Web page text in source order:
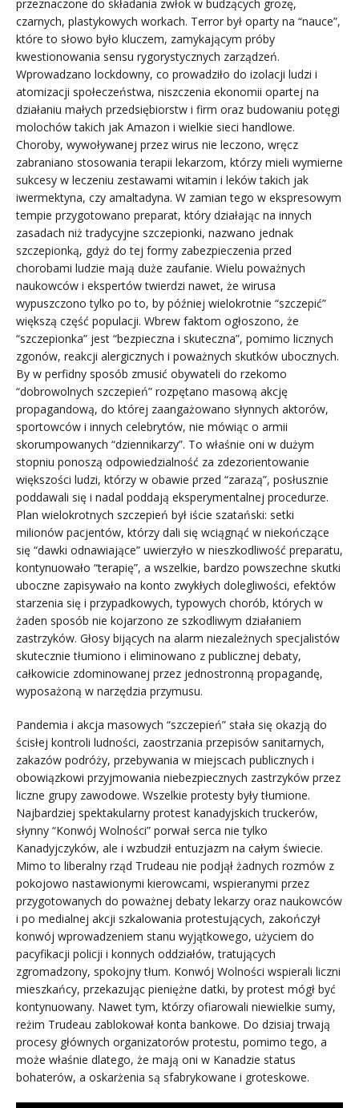
przeznaczone do składania zwłok w budzących grozę,
czarnych, plastykowych workach. Terror był oparty na “nauce”,
które to słowo było kluczem, zamykającym próby
kwestionowania sensu rygorystycznych zarządzeń.
Wprowadzano lockdowny, co prowadziło do izolacji ludzi i
atomizacji społeczeństwa, niszczenia ekonomii opartej na
działaniu małych przedsiębiorstw i firm oraz budowaniu potęgi
molochów takich jak Amazon i wielkie sieci handlowe.
Choroby, wywoływanej przez wirus nie leczono, wręcz
zabraniano stosowania terapii lekarzom, którzy mieli wymierne
sukcesy w leczeniu zestawami witamin i leków takich jak
iwermektyna, czy amaltadyna. W zamian tego w ekspresowym
tempie przygotowano preparat, który działając na innych
zasadach niż tradycyjne szczepionki, nazwano jednak
szczepionką, gdyż do tej formy zabezpieczenia przed
chorobami ludzie mają duże zaufanie. Wielu poważnych
naukowców i ekspertów twierdzi nawet, że wirusa
wypuszczono tylko po to, by później wielokrotnie “szczepić”
większą część populacji. Wbrew faktom ogłoszono, że
“szczepionka” jest “bezpieczna i skuteczna”, pomimo licznych
zgonów, reakcji alergicznych i poważnych skutków ubocznych.
By w perfidny sposób zmusić obywateli do rzekomo
“dobrowolnych szczepień” rozpętano masową akcję
propagandową, do której zaangażowano słynnych aktorów,
sportowców i innych celebrytów, nie mówiąc o armii
skorumpowanych “dziennikarzy”. To właśnie oni w dużym
stopniu ponoszą odpowiedzialność za zdezorientowanie
większości ludzi, którzy w obawie przed “zarazą”, posłusznie
poddawali się i nadal poddają eksperymentalnej procedurze.
Plan wielokrotnych szczepień był iście szatański: setki
milionów pacjentów, którzy dali się wciągnąć w niekończące
się “dawki odnawiające” uwierzyło w nieszkodliwość preparatu,
kontynuowało “terapię”, a wszelkie, bardzo powszechne skutki
uboczne zapisywało na konto zwykłych dolegliwości, efektów
starzenia się i przypadkowych, typowych chorób, których w
żaden sposób nie kojarzono ze szkodliwym działaniem
zastrzyków. Głosy bijących na alarm niezależnych specjalistów
skutecznie tłumiono i eliminowano z publicznej debaty,
całkowicie zdominowanej przez jednostronną propagandę,
wyposażoną w narzędzia przymusu.
Pandemia i akcja masowych “szczepień” stała się okazją do
ścisłej kontroli ludności, zaostrzania przepisów sanitarnych,
zakazów podróży, przebywania w miejscach publicznych i
obowiązkowi przyjmowania niebezpiecznych zastrzyków przez
liczne grupy zawodowe. Wszelkie protesty były tłumione.
Najbardziej spektakularny protest kanadyjskich truckerów,
słynny “Konwój Wolności” porwał serca nie tylko
Kanadyjczyków, ale i wzbudził entuzjazm na całym świecie.
Mimo to liberalny rząd Trudeau nie podjął żadnych rozmów z
pokojowo nastawionymi kierowcami, wspieranymi przez
przygotowanych do poważnej debaty lekarzy oraz naukowców
i po medialnej akcji szkalowania protestujących, zakończył
konwój wprowadzeniem stanu wyjątkowego, użyciem do
pacyfikacji policji i konnych oddziałów, tratujących
zgromadzony, spokojny tłum. Konwój Wolności wspierali liczni
mieszkańcy, przekazując pieniężne datki, by protest mógł być
kontynuowany. Nawet tym, którzy ofiarowali niewielkie sumy,
reżim Trudeau zablokował konta bankowe. Do dzisiaj trwają
procesy głównych organizatorów protestu, pomimo tego, a
może właśnie dlatego, że mają oni w Kanadzie status
bohaterów, a oskarżenia są sfabrykowane i groteskowe.